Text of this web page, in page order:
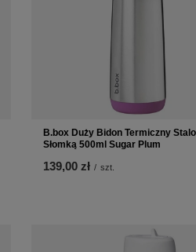
B.box Duży Bidon Termiczny
Słomką 500ml Sugar Plum
139,00 zł / szt.